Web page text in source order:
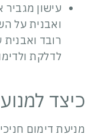
עישון
ואבנית על
רובד ואבנית
לדלקת
כיצד
מניעת דימום